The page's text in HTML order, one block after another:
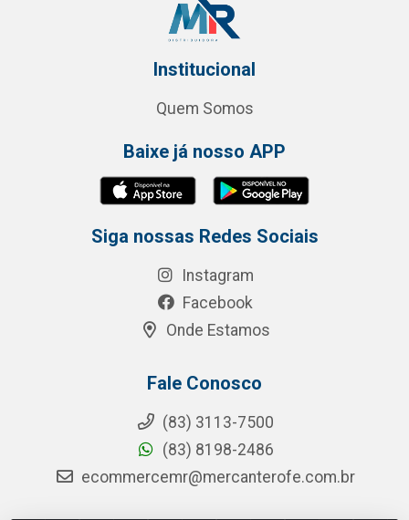
Institucional
Quem Somos
Baixe já nosso APP
Siga nossas Redes Sociais
Instagram
Facebook
Onde Estamos
Fale Conosco
(83) 3113-7500
(83) 8198-2486
ecommercemr@mercanterofe.com.br